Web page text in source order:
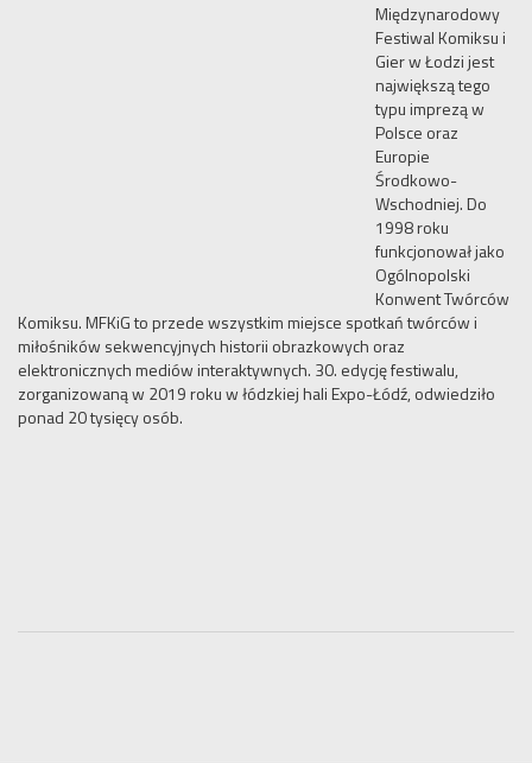
Międzynarodowy
Festiwal Komiksu i
Gier w Łodzi jest
największą tego
typu imprezą w
Polsce oraz
Europie
Środkowo-
Wschodniej. Do
1998 roku
funkcjonował jako
Ogólnopolski
Konwent Twórców
Komiksu. MFKiG to przede wszystkim miejsce spotkań twórców i
miłośników sekwencyjnych historii obrazkowych oraz
elektronicznych mediów interaktywnych. 30. edycję festiwalu,
zorganizowaną w 2019 roku w łódzkiej hali Expo-Łódź, odwiedziło
ponad 20 tysięcy osób.